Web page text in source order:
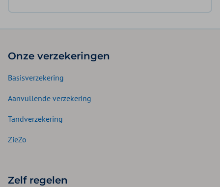
Onze verzekeringen
Basisverzekering
Aanvullende verzekering
Tandverzekering
ZieZo
Zelf regelen